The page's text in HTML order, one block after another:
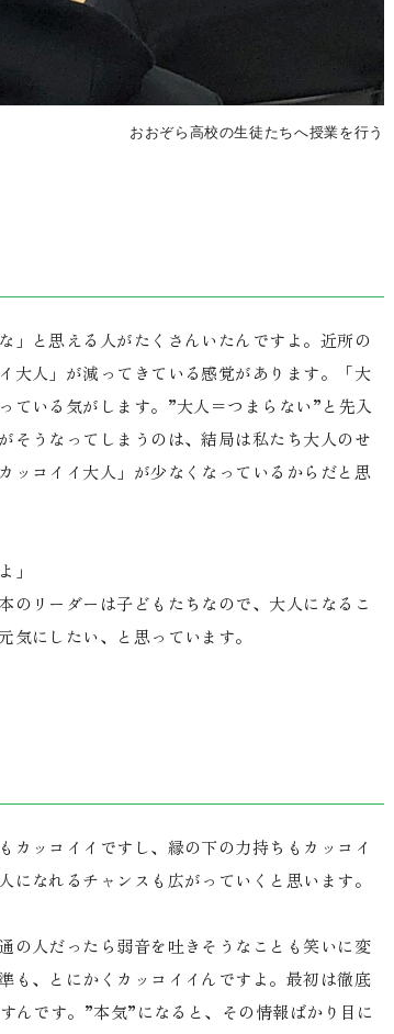
おおぞら高校の生徒たちへ授業を行う
と思える人がたくさんいたんですよ。近所の
大人」が減ってきている感覚があります。「大
ている気がします。”大人＝つまらない”と先入
そうなってしまうのは、結局は私たち大人のせ
ッコイイ大人」が少なくなっているからだと思
」
のリーダーは子どもたちなので、大人になるこ
にしたい、と思っています。
ッコイイですし、縁の下の力持ちもカッコイ
なれるチャンスも広がっていくと思います。
の人だったら弱音を吐きそうなことも笑いに変
も、とにかくカッコイイんですよ。最初は徹底
んです。”本気”になると、その情報ばかり目に